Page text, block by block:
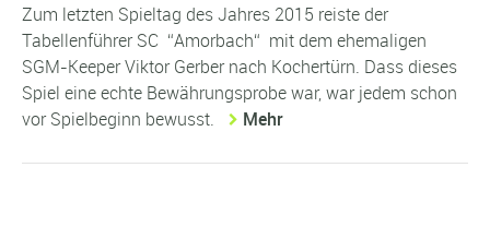
Zum letzten Spieltag des Jahres 2015 reiste der
Tabellenführer SC
Amorbach
mit dem ehemaligen
SGM-Keeper Viktor Gerber nach Kochertürn. Dass dieses
Spiel eine echte Bewährungsprobe war, war jedem schon
vor Spielbeginn bewusst.
Mehr